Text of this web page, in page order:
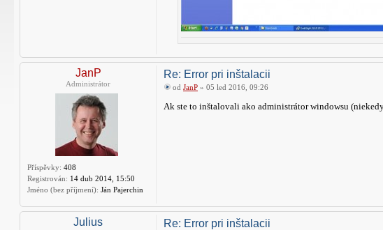
JanP
Administrátor
Příspěvky: 408
Registrován: 14 dub 2014, 15:50
Jméno (bez příjmení): Ján Pajerchin
Re: Error pri inštalacii
od JanP » 05 led 2016, 09:26
Ak ste to inštalovali ako administrátor windowsu
Julius Re: Error pri inštalacii